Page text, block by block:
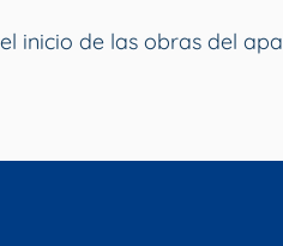
inicio de las obras del